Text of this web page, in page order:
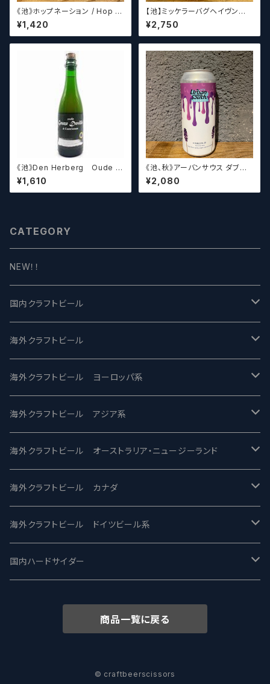
《池》ホップネーション / Hop N
ation Get The Gist
¥1,420
【池】ミッケラーバグヘイヴン
ルードペッシュ Mikkeller Bag
haven Ruud Peesch
¥2,750
《池》Den Herberg Oude G
euze Deville a L'acienne
デンヘルベルグ
¥1,610
《池、秋》アーバンサウス ダブル
スピルド ロックザボート / Urba
n South HTX Double Spille
d: Rock the Boat【クラフトビ
¥2,080
CATEGORY
NEW！！
国内クラフトビール
UCHU BREWING -うちゅうブルーイング
バテレ -VERTERE
2nd Story Ale Works -セカンドストーリー
ビアへるん - Beer Hearn
忽布古丹醸造 - HOP KOTAN
ワイマーケットブルーイング Y.Market Brewing
志賀高原ビール - SIGAKOGEN
箕面ビール - MINOH BEER
サンクトガーレン - Sankt Gallen
海外クラフトビール
Modern Times モダンタイムズ
Maui マウイ
Toppling Goliath トップリンゴライアス
Fair State フェアステイト
Lagunitas ラグニタス
FirestoneWalker ファイアストーン
Mikkeller ミッケラー
Hop Nation ホップネーション
海外クラフトビール ヨーロッパ系
UnBarred -アンバード
SAIREN /サイレン
ワイルドチャイルド - Wilde Child
BrewDog Brewery - ブリュードッグ
The Flying Inn / ザ フライイング イン
Lambiek Fabriek - ファブリーク
海外クラフトビール アジア系
gweilo-鬼佬 グウァイロ
Heart Of Darkness - ハートオブダークネス
Carbon brews -カーボン
TAIHU - タイフー
Behemoth - ベヒーモス
海外クラフトビール オーストラリア・ニュージーランド
ROCKY RIDGE - ロッキーリッジ
BODRIGGY BREWING ボッドリッジー
CO-CONSPIRATORS コ・コンスピレーターズ
Deep Creek Brewing Co.
8 Wired エイトワイアード
海外クラフトビール カナダ
Jackie O's ジャッキーオーズ
Westbrook ウェストブルック
Strathcona ストラスコナ
ODIN BREWING オディン
海外クラフトビール ドイツビール系
Karmeliten カーメリテン
Früh フリュー
国内ハードサイダー
商品一覧に戻る
© craftbeerscissors